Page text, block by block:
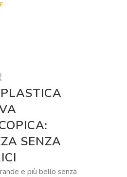
SENZA
e più bello senza